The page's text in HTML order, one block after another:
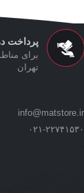
پرداخت
تهران
info@matstore.ir
۰۲۱-۲۲۷۴۱۵۳۰